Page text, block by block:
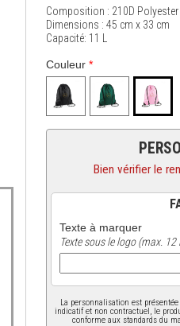
Composition : 210D
Dimensions : 45 cm x 33 cm
Capacité: 11 L
Couleur*
Bien vérifier le
Texte à marquer
Texte sous le logo (max.
La personnalisation est
indicatif et non contractuel, le
conforme aux standards du